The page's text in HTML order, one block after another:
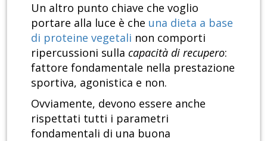
Un altro punto chiave che voglio
portare alla luce è che una dieta a base
di proteine vegetali non comporti
ripercussioni sulla capacità di recupero:
fattore fondamentale nella prestazione
sportiva, agonistica e non.
Ovviamente, devono essere anche
rispettati tutti i parametri
fondamentali di una buona